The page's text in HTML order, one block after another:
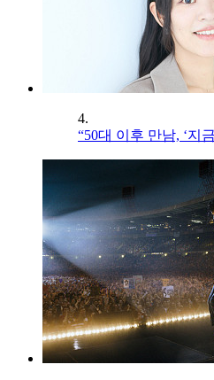
4.
“50대 이후 만남, ‘지